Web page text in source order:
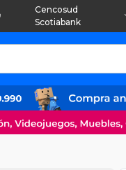
Cencosud
Scotiabank